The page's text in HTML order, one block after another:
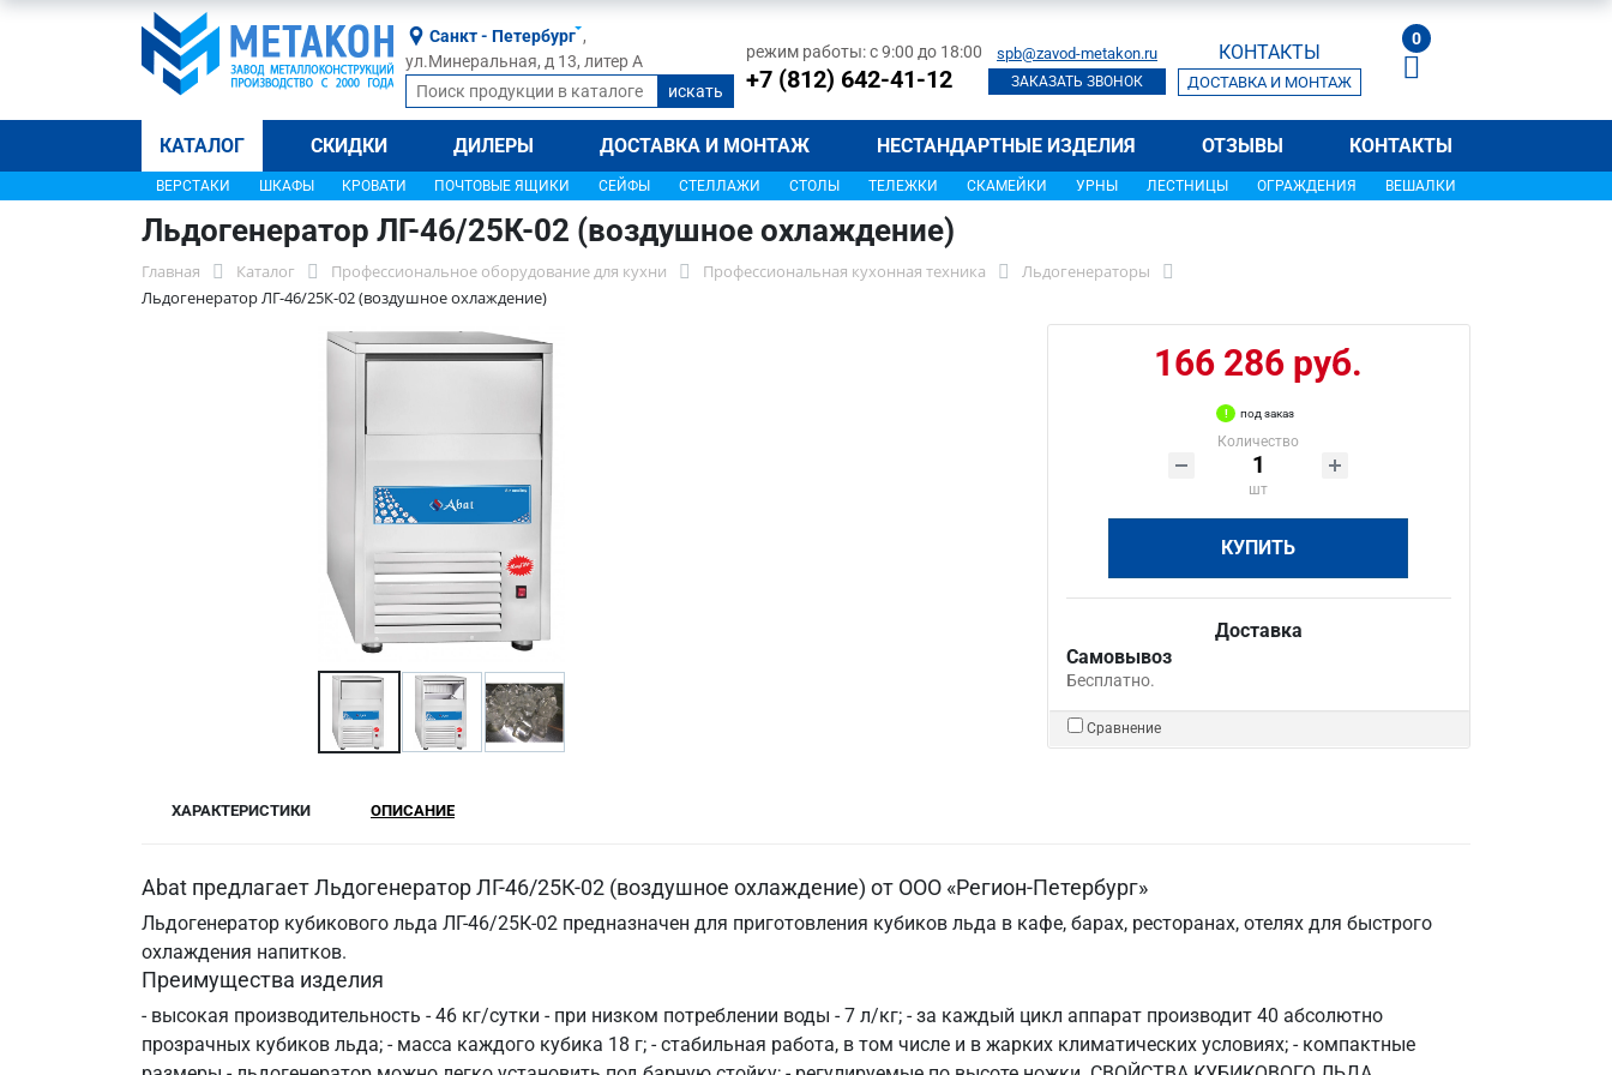
Санкт - Петербург ,
ул.Минеральная, д 13, литер А
режим работы: с 9:00 до 18:00
+7 (812) 642-41-12
spb@zavod-metakon.ru
ЗАКАЗАТЬ ЗВОНОК
КОНТАКТЫ
ДОСТАВКА И МОНТАЖ
0
КАТАЛОГ СКИДКИ ДИЛЕРЫ ДОСТАВКА И МОНТАЖ НЕСТАНДАРТНЫЕ ИЗДЕЛИЯ ОТЗЫВЫ КОНТАКТЫ
ВЕРСТАКИ ШКАФЫ КРОВАТИ ПОЧТОВЫЕ ЯЩИКИ СЕЙФЫ СТЕЛЛАЖИ СТОЛЫ ТЕЛЕЖКИ СКАМЕЙКИ УРНЫ ЛЕСТНИЦЫ ОГРАЖДЕНИЯ ВЕШАЛКИ
Льдогенератор ЛГ-46/25К-02 (воздушное охлаждение)
Главная Каталог Профессиональное оборудование для кухни Профессиональная кухонная техника
Льдогенераторы
Льдогенератор ЛГ-46/25К-02 (воздушное охлаждение)
166 286 руб.
под заказ
Количество
шт
КУПИТЬ
Доставка
Самовывоз
Бесплатно.
Сравнение
ХАРАКТЕРИСТИКИ ОПИСАНИЕ
Abat предлагает Льдогенератор ЛГ-46/25К-02 (воздушное охлаждение) от ООО «Регион-Петербург»
Льдогенератор кубикового льда ЛГ-46/25К-02 предназначен для приготовления кубиков льда в кафе, барах, ресторанах, отелях для быстрого
охлаждения напитков.
Преимущества изделия
- высокая производительность - 46 кг/сутки - при низком потреблении воды - 7 л/кг; - за каждый цикл аппарат производит 40 абсолютно
прозрачных кубиков льда; - масса каждого кубика 18 г; - стабильная работа, в том числе и в жарких климатических условиях; - компактные